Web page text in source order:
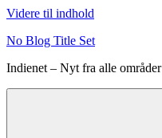
Videre til indhold
No Blog Title Set
Indienet – Nyt fra alle områder